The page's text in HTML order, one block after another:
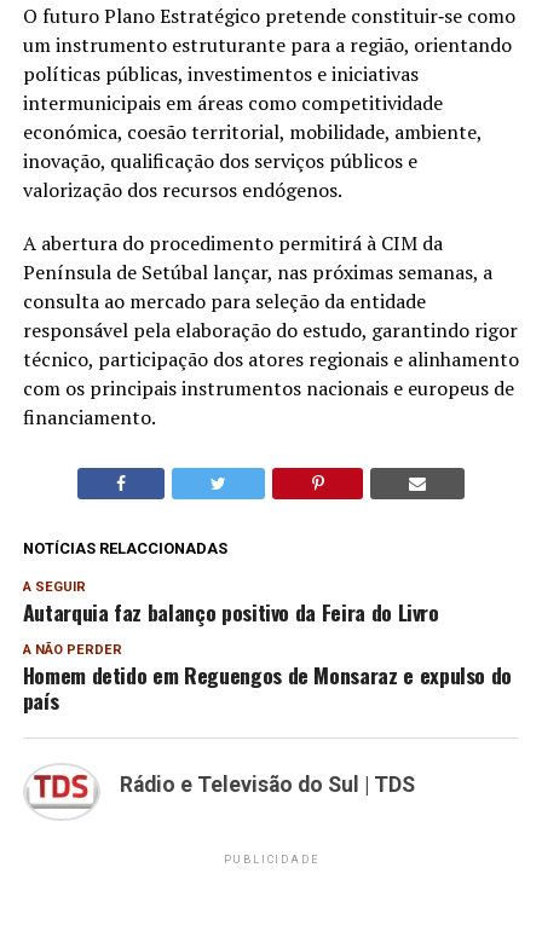
O futuro Plano Estratégico pretende constituir‐se como
um instrumento estruturante para a região, orientando
políticas públicas, investimentos e iniciativas
intermunicipais em áreas como competitividade
económica, coesão territorial, mobilidade, ambiente,
inovação, qualificação dos serviços públicos e
valorização dos recursos endógenos.
A abertura do procedimento permitirá à CIM da
Península de Setúbal lançar, nas próximas semanas, a
consulta ao mercado para seleção da entidade
responsável pela elaboração do estudo, garantindo rigor
técnico, participação dos atores regionais e alinhamento
com os principais instrumentos nacionais e europeus de
financiamento.
NOTÍCIAS RELACCIONADAS
A SEGUIR
Autarquia faz balanço positivo da Feira do Livro
A NÃO PERDER
Homem detido em Reguengos de Monsaraz e expulso do
país
Rádio e Televisão do Sul | TDS
PUBLICIDADE